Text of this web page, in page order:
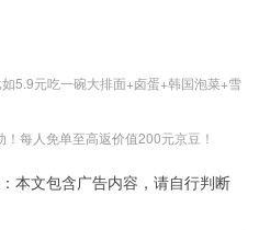
5.9元吃一碗大排面+卤蛋+韩国泡菜+雪
每人免单至高返价值200元京豆！
本文包含广告内容，请自行判断